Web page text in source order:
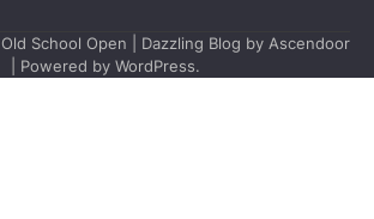
Old School Open | Dazzling Blog by Ascendoor
| Powered by WordPress.